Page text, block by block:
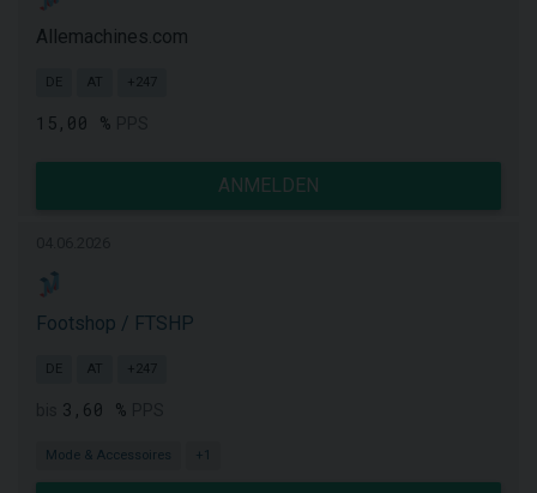
Allemachines.com
DE AT +247
15,00 %
ANMELDEN
Footshop / FTSHP
DE AT +247
3,60 %
Mode & Accessoires +1